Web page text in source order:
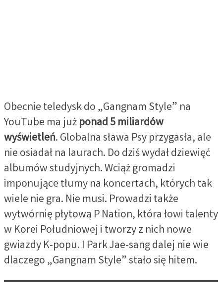
Obecnie teledysk do „Gangnam Style” na
YouTube ma jużponad 5 miliardów
wyświetleń. Globalna sława Psy przygasła, ale
nie osiadał na laurach. Do dziś wydał dziewięć
albumów studyjnych. Wciąż gromadzi
imponujące tłumy na koncertach, których tak
wiele nie gra. Nie musi. Prowadzi także
wytwórnię płytową P Nation, która łowi talenty
w Korei Południowej i tworzy z nich nowe
gwiazdy K-popu. I Park Jae-sang dalej nie wie
dlaczego „Gangnam Style” stało się hitem.